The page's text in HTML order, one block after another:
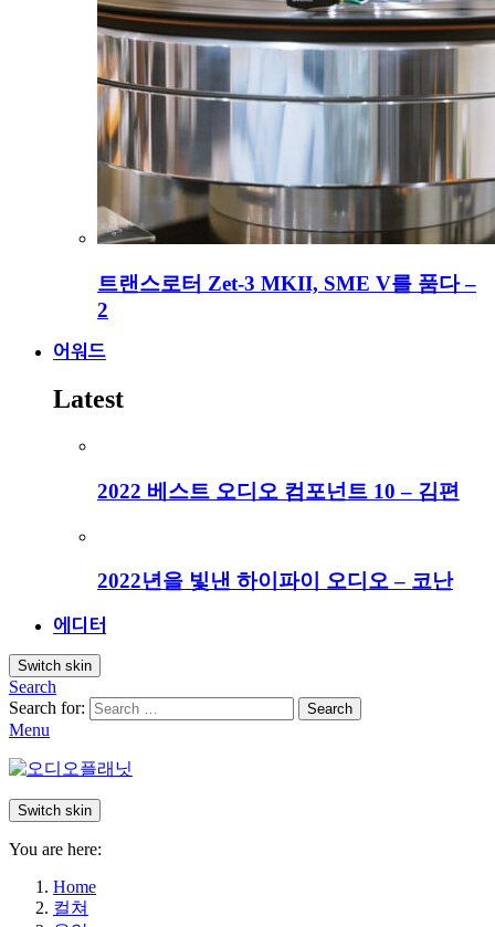
트랜스로터 Zet-3 MKII, SME V를 품다 –
2
어워드
Latest
2022 베스트 오디오 컴포넌트 10 – 김편
2022년을 빛낸 하이파이 오디오 – 코난
에디터
Switch skin
Search
Search for:
Search
Menu
Switch skin
You are here:
Home
컬쳐